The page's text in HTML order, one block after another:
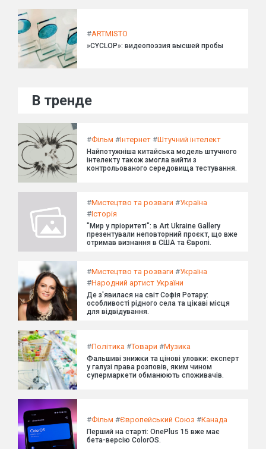
#ARTMISTO
»CYCLOP»: видеопоэзия высшей пробы
В тренде
#Фільм #Інтернет #Штучний інтелект
Найпотужніша китайська модель штучного
інтелекту також змогла вийти з
контрольованого середовища тестування.
#Мистецтво та розваги #Україна
#Історія
"Мир у пріоритеті": в Art Ukraine Gallery
презентували неповторний проєкт, що вже
отримав визнання в США та Європі.
#Мистецтво та розваги #Україна
#Народний артист України
Де з'явилася на світ Софія Ротару:
особливості рідного села та цікаві місця
для відвідування.
#Політика #Товари #Музика
Фальшиві знижки та цінові уловки: експерт
у галузі права розповів, яким чином
супермаркети обманюють споживачів.
#Фільм #Європейський Союз #Канада
Перший на старті: OnePlus 15 вже має
бета-версію ColorOS.